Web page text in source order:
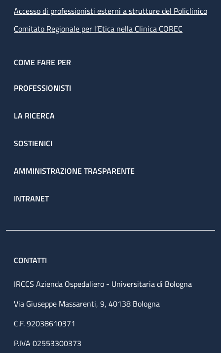
Accesso di professionisti esterni a strutture del Policlinico
Comitato Regionale per l’Etica nella Clinica COREC
COME FARE PER
PROFESSIONISTI
LA RICERCA
SOSTIENICI
AMMINISTRAZIONE TRASPARENTE
INTRANET
CONTATTI
IRCCS Azienda Ospedaliero - Universitaria di Bologna
Via Giuseppe Massarenti, 9, 40138 Bologna
C.F. 92038610371
P.IVA 02553300373